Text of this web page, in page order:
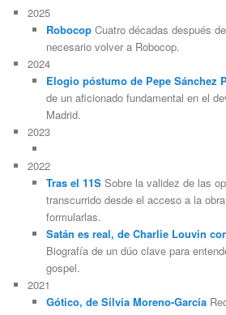
2025
RobocopCuatro décadas después
necesario volver a Robocop.
2024
Elogio póstumo de Pepe Sánchez
de un aficionado fundamental en el
Madrid.
2023
2022
Tras el 11SSobre la validez de las
transcurrido desde el acceso a la
formularlas.
Satán es real, de Charlie Louvin
Biografía de un dúo clave para
gospel.
2021
Gótico, de Silvia Moreno-García